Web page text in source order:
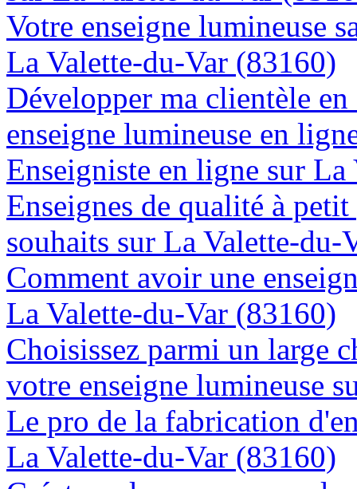
Votre enseigne lumineuse
La Valette-du-Var (83160)
Développer ma clientèle
enseigne lumineuse en
Enseigniste en ligne sur
Enseignes de qualité à
souhaits sur La Valette-du-
Comment avoir une
La Valette-du-Var (83160)
Choisissez parmi un large
votre enseigne lumineuse
Le pro de la fabrication
La Valette-du-Var (83160)